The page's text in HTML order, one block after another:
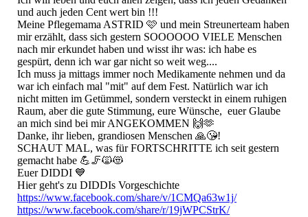
und auch jeden Cent wert bin !!!
Meine Pflegemama ASTRID 🩷 und mein Streunerteam haben
mir erzählt, dass sich gestern SOOOOOO VIELE Menschen
nach mir erkundet haben und wisst ihr was: ich habe es
gespürt, denn ich war gar nicht so weit weg....
Ich muss ja mittags immer noch Medikamente nehmen und da
war ich einfach mal "mit" auf dem Fest. Natürlich war ich
nicht mitten im Getümmel, sondern versteckt in einem ruhigen
Raum, aber die gute Stimmung, eure Wünsche, euer Glaube
an mich sind bei mir ANGEKOMMEN 🙌🫶
Danke, ihr lieben, grandiosen Menschen 🙏😘!
SCHAUT MAL, was für FORTSCHRITTE ich seit gestern
gemacht habe 💪🦵🙀😻
Euer DIDDI 💙
Hier geht's zu DIDDIs Vorgeschichte
https://www.facebook.com/share/v/1CMQa63w1j/
https://www.facebook.com/share/r/19jWPCStrK/